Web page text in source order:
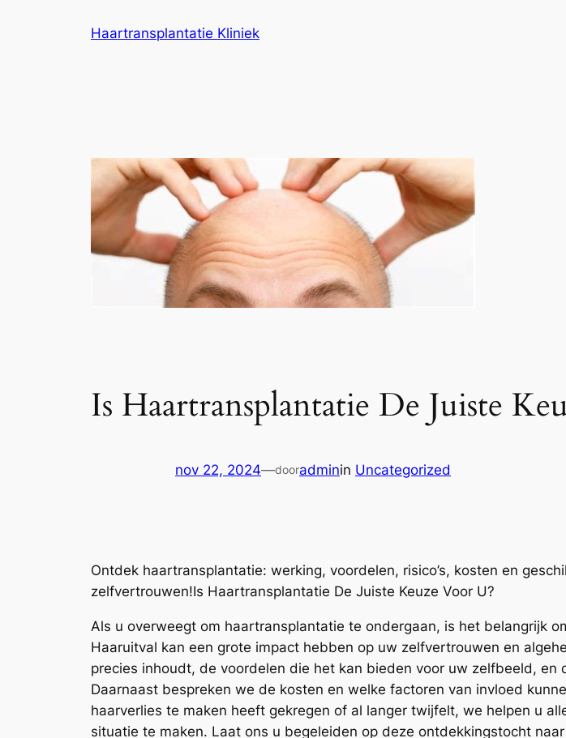
Haartransplantatie Kliniek
Is Haartransplantatie De Juiste
nov 22, 2024—dooradminin Uncategorized
Ontdek haartransplantatie: werking, voordelen, risico’s, kosten en
zelfvertrouwen!Is Haartransplantatie De Juiste Keuze Voor U?
Als u overweegt om haartransplantatie te ondergaan, is het belangrijk
Haaruitval kan een grote impact hebben op uw zelfvertrouwen en
precies inhoudt, de voordelen die het kan bieden voor uw zelfbeeld, en
Daarnaast bespreken we de kosten en welke factoren van invloed
haarverlies te maken heeft gekregen of al langer twijfelt, we helpen u
situatie te maken. Laat ons u begeleiden op deze ontdekkingstocht